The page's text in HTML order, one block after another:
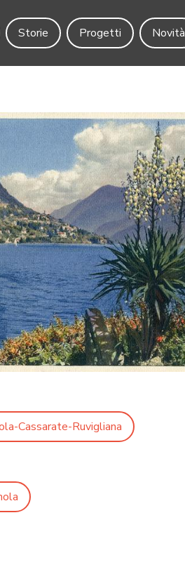
Storie Progetti Novità
Cassarate-Ruvigliana